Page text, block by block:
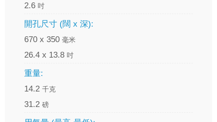
2.6 吋
開孔尺寸 (闊 x 深):
670 x 350 毫米
26.4 x 13.8 吋
重量:
14.2 千克
31.2 磅